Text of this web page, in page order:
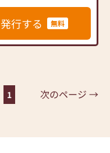
行する 無料
1 次のページ →